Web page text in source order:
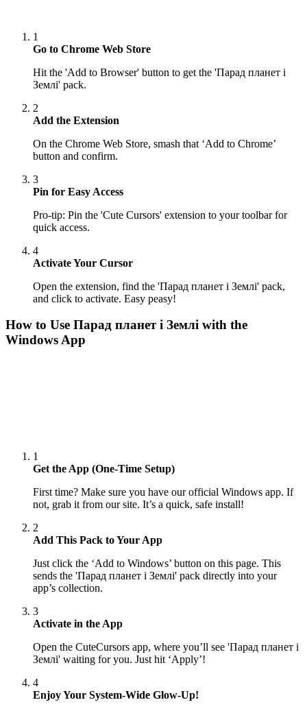
1
Go to Chrome Web Store
Hit the 'Add to Browser' button to get the 'Парад планет і
Землі' pack.
2
Add the Extension
On the Chrome Web Store, smash that ‘Add to Chrome’
button and confirm.
3
Pin for Easy Access
Pro-tip: Pin the 'Cute Cursors' extension to your toolbar for
quick access.
4
Activate Your Cursor
Open the extension, find the 'Парад планет і Землі' pack,
and click to activate. Easy peasy!
How to Use Парад планет і Землі with the
Windows App
1
Get the App (One-Time Setup)
First time? Make sure you have our official Windows app. If
not, grab it from our site. It’s a quick, safe install!
2
Add This Pack to Your App
Just click the ‘Add to Windows’ button on this page. This
sends the 'Парад планет і Землі' pack directly into your
app’s collection.
3
Activate in the App
Open the CuteCursors app, where you’ll see 'Парад планет і
Землі' waiting for you. Just hit ‘Apply’!
4
Enjoy Your System-Wide Glow-Up!